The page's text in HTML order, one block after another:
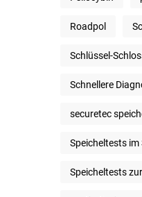
Roadpol
Schlüssel-
Schnellere
securetec
Speicheltests
Speicheltests